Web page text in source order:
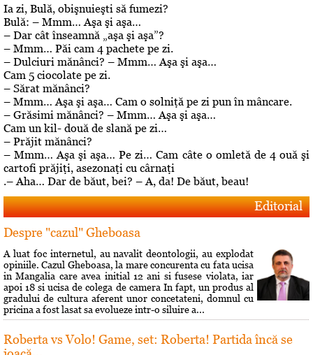
Ia zi, Bulă, obişnuieşti să fumezi?
Bulă: – Mmm… Aşa şi aşa…
– Dar cât înseamnă „aşa şi aşa”?
– Mmm… Păi cam 4 pachete pe zi.
– Dulciuri mănânci? – Mmm… Aşa şi aşa…
Cam 5 ciocolate pe zi.
– Sărat mănânci?
– Mmm… Aşa şi aşa… Cam o solniţă pe zi pun în mâncare.
– Grăsimi mănânci? – Mmm… Aşa şi aşa…
Cam un kil- două de slană pe zi…
– Prăjit mănânci?
– Mmm… Aşa şi aşa… Pe zi… Cam câte o omletă de 4 ouă şi
cartofi prăjiţi, asezonaţi cu cârnaţi
.– Aha… Dar de băut, bei? – A, da! De băut, beau!
Editorial
Despre "cazul" Gheboasa
A luat foc internetul, au navalit deontologii, au explodat
opiniile. Cazul Gheboasa, la mare concurenta cu fata ucisa
in Mangalia care avea initial 12 ani si fusese violata, iar
apoi 18 si ucisa de colega de camera In fapt, un produs al
gradului de cultura aferent unor concetateni, domnul cu
pricina a fost lasat sa evolueze intr-o siluire a...
Roberta vs Volo! Game, set: Roberta! Partida încă se